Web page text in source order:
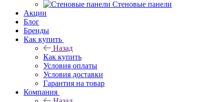
Стеновые панели
Акции
Блог
Бренды
Как купить
Назад
Как купить
Условия оплаты
Условия доставки
Гарантия на товар
Компания